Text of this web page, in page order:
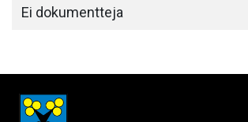
Ei dokumentteja